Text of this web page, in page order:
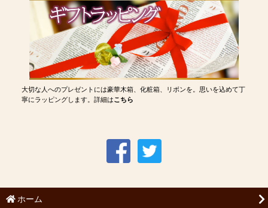
大切な人へのプレゼントには豪華木箱、化粧箱、リボンを。思いを込めて丁
寧にラッピングします。詳細はこちら
ホーム